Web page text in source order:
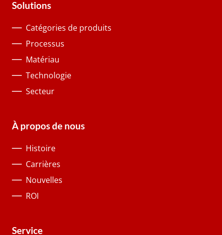
Solutions
Catégories de produits
Processus
Matériau
Technologie
Secteur
À propos de nous
Histoire
Carrières
Nouvelles
ROI
Service